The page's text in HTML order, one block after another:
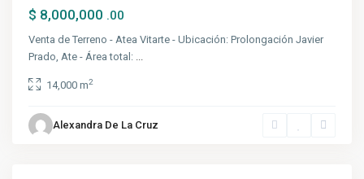
$ 8,000,000 .00
Venta de Terreno - Atea Vitarte - Ubicación: Prolongación Javier
Prado, Ate - Área total: ...
14,000 m2
Alexandra De La Cruz